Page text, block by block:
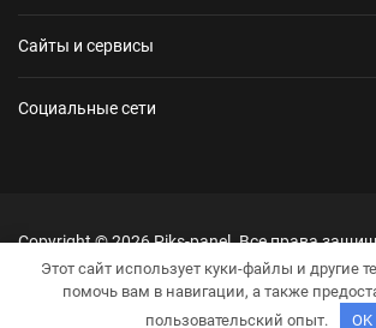
Сайты и сервисы
Социальные сети
Copyright © 2026Piks-panel.Все права
Тема: NewsRepublic ОтThemeinwp. На
Этот сайт использует куки-файлы и другие
помочь вам в навигации, а также
пользовательский опыт.
OK